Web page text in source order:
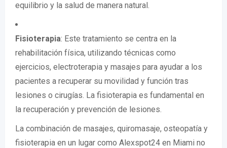
equilibrio y la salud de manera natural.
Fisioterapia: Este tratamiento se centra en la
rehabilitación física, utilizando técnicas como
ejercicios, electroterapia y masajes para ayudar a los
pacientes a recuperar su movilidad y función tras
lesiones o cirugías. La fisioterapia es fundamental en
la recuperación y prevención de lesiones.
La combinación de masajes, quiromasaje, osteopatía y
fisioterapia en un lugar como Alexspot24 en Miami no